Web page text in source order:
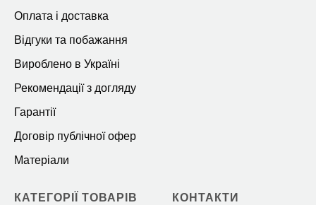
Оплата і доставка
Відгуки та побажання
Вироблено в Україні
Рекомендації з догляду
Гарантії
Договір публічної офер
Матеріали
КАТЕГОРІЇ ТОВАРІВ КОНТАКТИ